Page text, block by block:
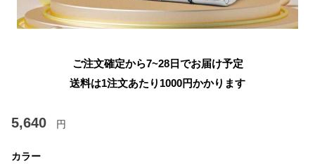
ご注文確定から7~28日でお届け予定
送料は1注文あたり 1000円かかります
5,640 円
カラー